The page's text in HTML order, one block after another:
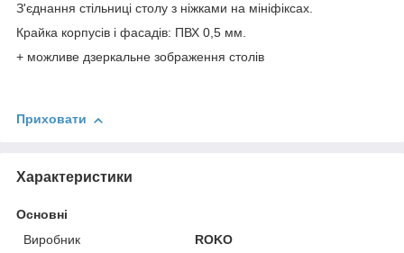
З'єднання стільниці столу з ніжками на мініфіксах.
Крайка корпусів і фасадів: ПВХ 0,5 мм.
+ можливе дзеркальне зображення столів
Приховати
Характеристики
Основні
Виробник
ROKO